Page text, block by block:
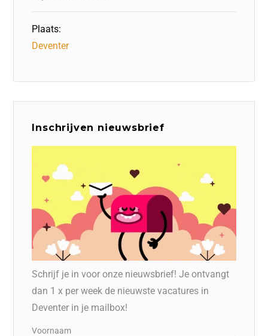
Plaats:
Deventer
Inschrijven nieuwsbrief
Schrijf je in voor onze nieuwsbrief! Je ontvangt
dan 1 x per week de nieuwste vacatures in
Deventer in je mailbox!
Voornaam